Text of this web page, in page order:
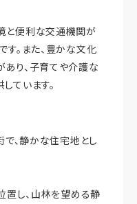
と便利な交通機関が
す。また、豊かな文化
り、子育てや介護な
ています。
、静かな住宅地とし
し、山林を望める静